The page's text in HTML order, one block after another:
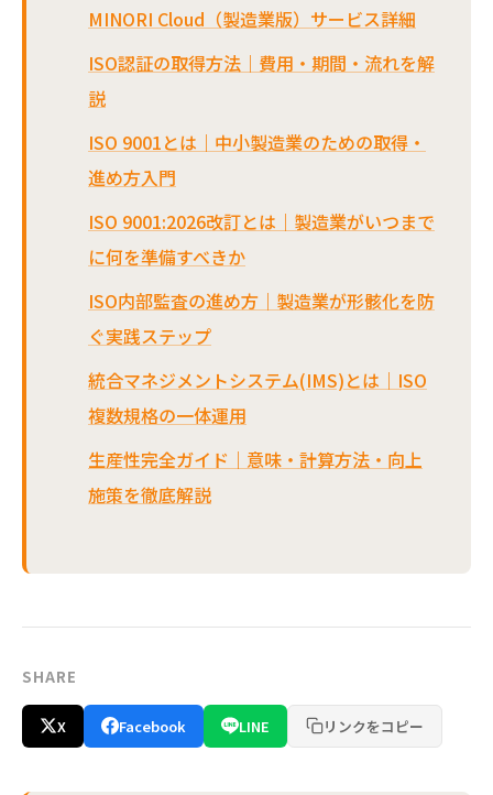
MINORI Cloud（製造業版）サービス詳細
ISO認証の取得方法｜費用・期間・流れを解
説
ISO 9001とは｜中小製造業のための取得・
進め方入門
ISO 9001:2026改訂とは｜製造業がいつまで
に何を準備すべきか
ISO内部監査の進め方｜製造業が形骸化を防
ぐ実践ステップ
統合マネジメントシステム(IMS)とは｜ISO
複数規格の一体運用
生産性完全ガイド｜意味・計算方法・向上
施策を徹底解説
SHARE
X Facebook LINE リンクをコピー